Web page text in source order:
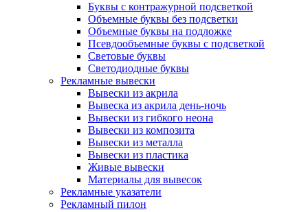
Буквы с контражурной подсветкой
Объемные буквы без подсветки
Объемные буквы на подложке
Псевдообъемные буквы с подсветкой
Световые буквы
Светодиодные буквы
Рекламные вывески
Вывески из акрила
Вывеска из акрила день-ночь
Вывески из гибкого неона
Вывески из композита
Вывески из металла
Вывески из пластика
Живые вывески
Материалы для вывесок
Рекламные указатели
Рекламный пилон